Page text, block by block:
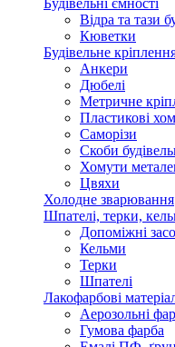
Будівельні ємності
Відра та тази
Кюветки
Будівельне
Анкери
Дюбелі
Метричне
Пластикові
Саморізи
Скоби
Хомути
Цвяхи
Холодне зварювання
Шпателі, терки,
Допоміжні
Кельми
Терки
Шпателі
Лакофарбові
Аерозольні
Гумова фарба